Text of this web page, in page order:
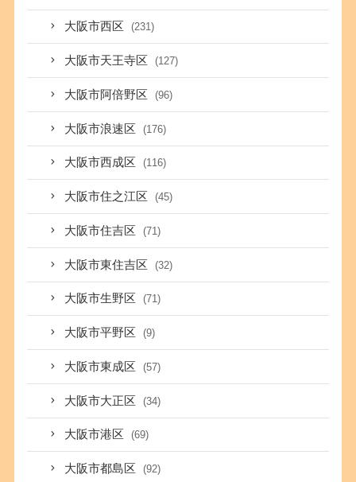
大阪市西区 (231)
大阪市天王寺区 (127)
大阪市阿倍野区 (96)
大阪市浪速区 (176)
大阪市西成区 (116)
大阪市住之江区 (45)
大阪市住吉区 (71)
大阪市東住吉区 (32)
大阪市生野区 (71)
大阪市平野区 (9)
大阪市東成区 (57)
大阪市大正区 (34)
大阪市港区 (69)
大阪市都島区 (92)